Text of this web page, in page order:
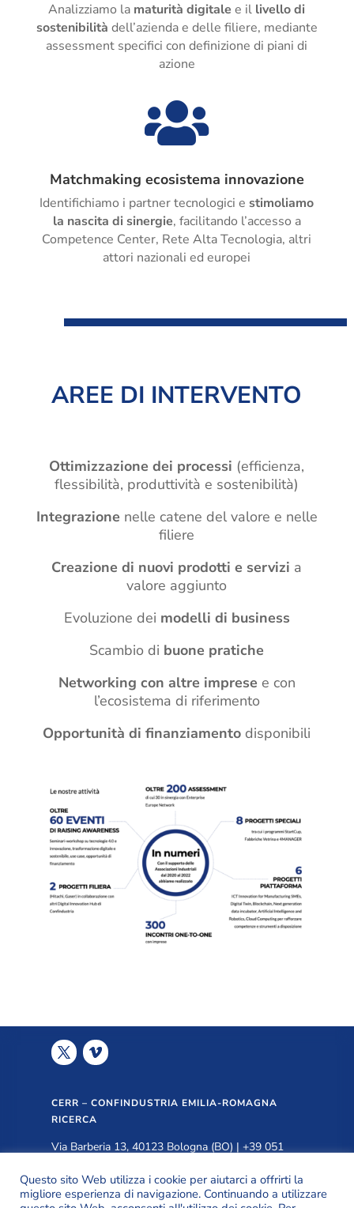
Analizziamo la maturità digitale e il livello di
sostenibilità dell’azienda e delle filiere, mediante
assessment specifici con definizione di piani di
azione

Matchmaking ecosistema innovazione
Identifichiamo i partner tecnologici e stimoliamo
la nascita di sinergie, facilitando l’accesso a
Competence Center, Rete Alta Tecnologia, altri
attori nazionali ed europei
AREE DI INTERVENTO
Ottimizzazione dei processi (efficienza,
flessibilità, produttività e sostenibilità)
Integrazione nelle catene del valore e nelle
filiere
Creazione di nuovi prodotti e servizi a
valore aggiunto
Evoluzione dei modelli di business
Scambio di buone pratiche
Networking con altre imprese e con
l’ecosistema di riferimento
Opportunità di finanziamento disponibili
CERR – CONFINDUSTRIA EMILIA-ROMAGNA
RICERCA
Via Barberia 13, 40123 Bologna (BO) | +39 051
Questo sito Web utilizza i cookie per aiutarci a offrirti la
migliore esperienza di navigazione. Continuando a utilizzare